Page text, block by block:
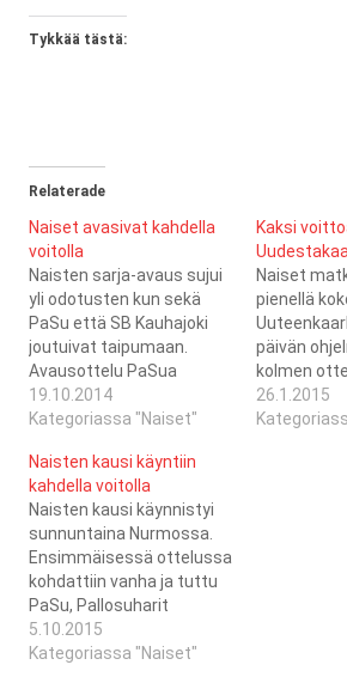
Tykkää tästä:
Relaterade
Naiset avasivat kahdella
voitolla
Naisten sarja-avaus sujui
yli odotusten kun sekä
PaSu että SB Kauhajoki
joutuivat taipumaan.
Avausottelu PaSua
vastaan tarjosi kahden
ensimmäisten erän verran
tervanjuontia mitä on
tuottanut tuskaa
viimeisten kausien aikana.
Kolmanteen erään
kupletin juoni löytyi ja pallo
rupesi tottelemaan.
Emppu ja Iida tekaisivat
kaksi ensimmäistä
osumaa, tällä kertaa…
19.10.2014
Kategoriassa "Naiset"
Kaksi
Naiset
pienellä
päivän
kolmen
Tähän
lisää sen
26.1.2015
Naisten kausi käyntiin
kahdella voitolla
Naisten kausi käynnistyi
sunnuntaina Nurmossa.
Ensimmäisessä ottelussa
kohdattiin vanha ja tuttu
PaSu, Pallosuharit
Töysästä. Tähän
turnaukseen,
5.10.2015
Kategoriassa "Naiset"